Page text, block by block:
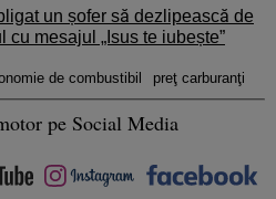
un șofer să dezlipească de
mesajul „Isus te iubește”
de combustibil preţ carburanţi
pe Social Media